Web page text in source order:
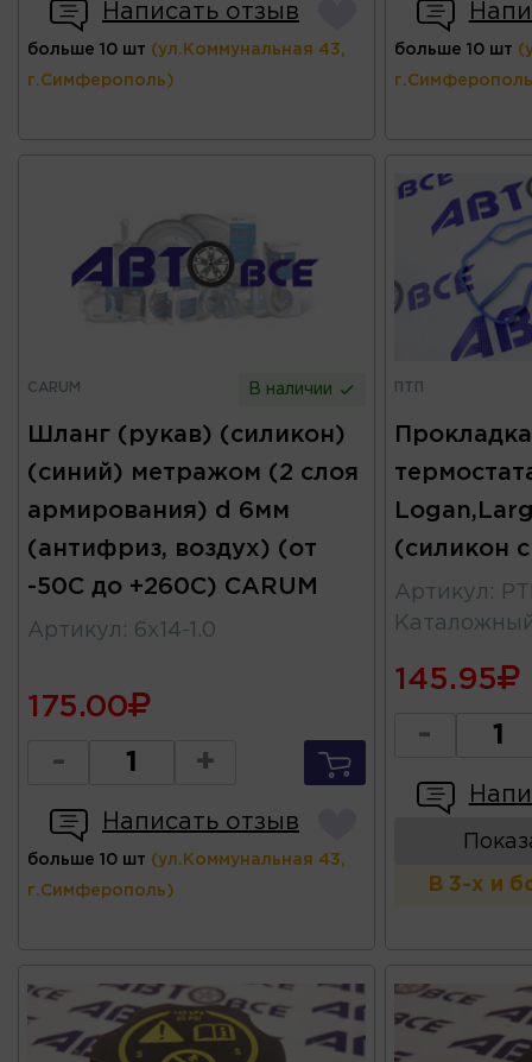
Написать отзыв
больше 10 шт (ул.Коммунальная 43,
г.Симферополь)
больше 10 шт
CARUM В наличии
Шланг (рукав) (силикон)
(синий) метражом (2 слоя
армирования) d 6мм
(антифриз, воздух) (от
-50С до +260С) CARUM
Артикул : 6x14-1.0
175.00
- +
Написать отзыв
больше 10 шт (ул.Коммунальная 43,
г.Симферополь)
(силикон
Артикул :
145.95
-
В 3-х и